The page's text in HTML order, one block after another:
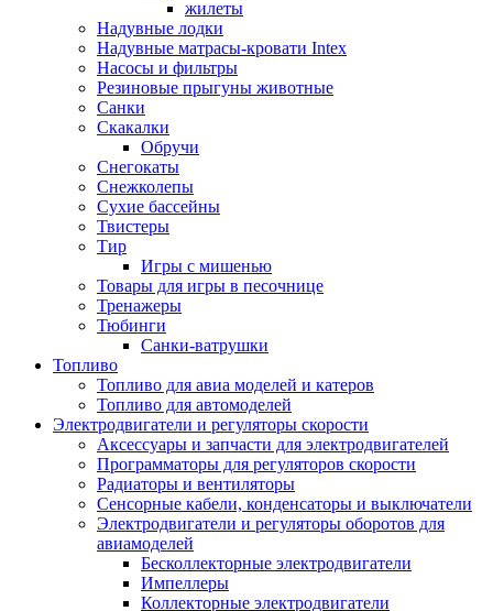
жилеты
Надувные лодки
Надувные матрасы-кровати Intex
Насосы и фильтры
Резиновые прыгуны животные
Санки
Скакалки
Обручи
Снегокаты
Снежколепы
Сухие бассейны
Твистеры
Тир
Игры с мишенью
Товары для игры в песочнице
Тренажеры
Тюбинги
Санки-ватрушки
Топливо
Топливо для авиа моделей и катеров
Топливо для автомоделей
Электродвигатели и регуляторы скорости
Аксессуары и запчасти для электродвигателей
Программаторы для регуляторов скорости
Радиаторы и вентиляторы
Сенсорные кабели, конденсаторы и выключатели
Электродвигатели и регуляторы оборотов для
авиамоделей
Бесколлекторные электродвигатели
Импеллеры
Коллекторные электродвигатели